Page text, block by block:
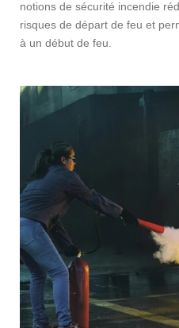
notions de sécurité incendie
risques de départ de feu et
à un début de feu.